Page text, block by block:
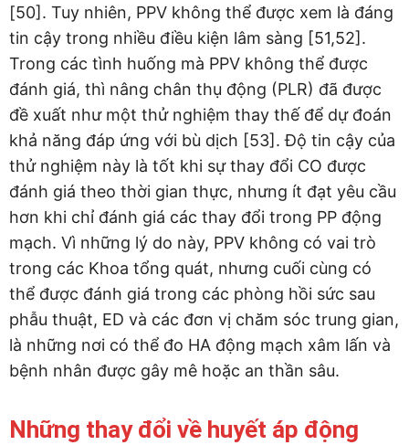
[50]. Tuy nhiên, PPV không thể được xem là đáng
tin cậy trong nhiều điều kiện lâm sàng [51,52].
Trong các tình huống mà PPV không thể được
đánh giá, thì nâng chân thụ động (PLR) đã được
đề xuất như một thử nghiệm thay thế để dự đoán
khả năng đáp ứng với bù dịch [53]. Độ tin cậy của
thử nghiệm này là tốt khi sự thay đổi CO được
đánh giá theo thời gian thực, nhưng ít đạt yêu cầu
hơn khi chỉ đánh giá các thay đổi trong PP động
mạch. Vì những lý do này, PPV không có vai trò
trong các Khoa tổng quát, nhưng cuối cùng có
thể được đánh giá trong các phòng hồi sức sau
phẫu thuật, ED và các đơn vị chăm sóc trung gian,
là những nơi có thể đo HA động mạch xâm lấn và
bệnh nhân được gây mê hoặc an thần sâu.
Những thay đổi về huyết áp động